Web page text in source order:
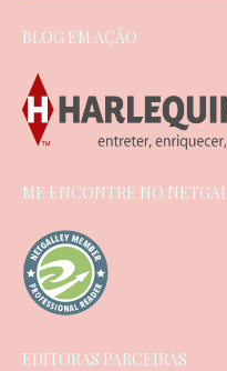
BLOG EM AÇÃO
ME ENCONTRE NO
EDITORAS PARCEIRAS